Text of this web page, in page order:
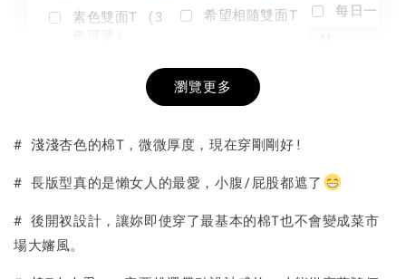
素色雙面T (3
+
希望相隨雙面T
NT$ 190
-
每日一笑
加入購物車
瀏覽更多
# 淺淺杏色的棉T，微微厚度，現在穿剛剛好!
# 長版型真的是懶女人的最愛，小腹/屁股都遮了
# 後開衩設計，讓妳即使穿了最基本的棉T也不會變成菜市
場大嬸風。